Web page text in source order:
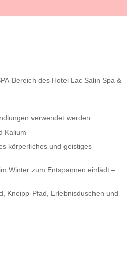
Bereich des Hotel Lac Salin Spa &
verwendet werden
Kalium
körperliches und geistiges
Winter zum Entspannen einlädt –
Kneipp-Pfad, Erlebnisduschen und